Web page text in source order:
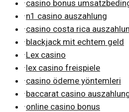
·casino bonus
·n1 casino auszahlung
·casino costa rica
·blackjack mit echtem geld
·Lex casino
·lex casino freispiele
·casino ödeme yöntemleri
·baccarat casino
·online casino bonus